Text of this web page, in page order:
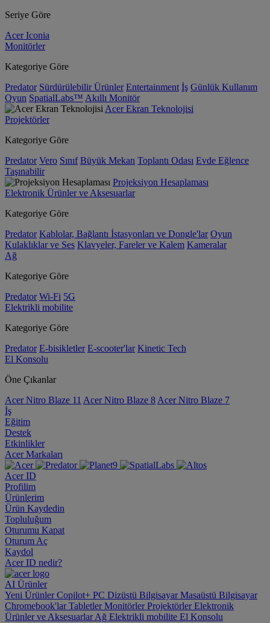
Seriye Göre
Acer Iconia
Monitörler
Kategoriye Göre
Predator Sürdürülebilir Ürünler Entertainment İş Günlük Kullanım
Oyun SpatialLabs™ Akıllı Monitör
Acer Ekran Teknolojisi
Projektörler
Kategoriye Göre
Predator Vero Sınıf Büyük Mekan Toplantı Odası Evde Eğlence
Taşınabilir
Projeksiyon Hesaplaması
Elektronik Ürünler ve Aksesuarlar
Kategoriye Göre
Predator Kablolar, Bağlantı İstasyonları ve Dongle'lar Oyun
Kulaklıklar ve Ses Klavyeler, Fareler ve Kalem Kameralar
Ağ
Kategoriye Göre
Predator Wi-Fi 5G
Elektrikli mobilite
Kategoriye Göre
Predator E-bisikletler E-scooter'lar Kinetic Tech
El Konsolu
Öne Çıkanlar
Acer Nitro Blaze 11 Acer Nitro Blaze 8 Acer Nitro Blaze 7
İş
Eğitim
Destek
Etkinlikler
Acer Markaları
Acer ID
Profilim
Ürünlerim
Ürün Kaydedin
Topluluğum
Oturumu Kapat
Oturum Aç
Kaydol
Acer ID nedir?
AI Ürünler
Yeni ÜrünlerCopilot+ PC Dizüstü BilgisayarMasaüstü Bilgisayar
Chromebook'larTabletlerMonitörlerProjektörlerElektronik
Ürünler ve AksesuarlarAğ Elektrikli mobilite El Konsolu